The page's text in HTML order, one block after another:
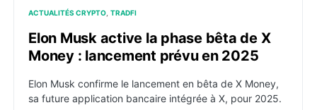
ACTUALITÉS CRYPTO TRADFI
Elon Musk active la phase bêta de X
Money : lancement prévu en 2025
Elon Musk confirme le lancement en bêta de X Money,
sa future application bancaire intégrée à X, pour 2025.